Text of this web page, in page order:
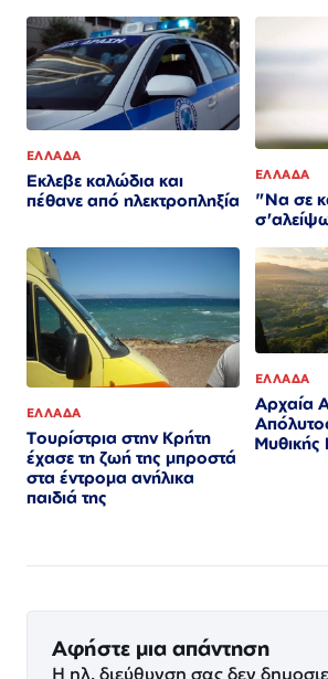
ΕΛΛΑΔΑ
Εκλεβε καλώδια και
πέθανε από ηλεκτροπληξία
ΕΛΛΑΔΑ
"Να σε
ΕΛΛΑΔΑ
Τουρίστρια στην Κρήτη
έχασε τη ζωή της μπροστά
στα έντρομα ανήλικα
παιδιά της
ΕΛΛΑΔΑ
Αρχαία
Μυθικής
Αφήστε μια απάντηση
Η ηλ. διεύθυνση σας δεν